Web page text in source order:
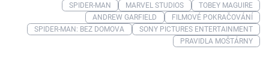
SPIDER-MAN MARVEL STUDIOS
TOBEY MAGUIRE
ANDREW GARFIELD
FILMOVÉ POKRAČOVÁNÍ
SPIDER-MAN: BEZ DOMOVA
SONY PICTURES ENTERTAINMENT
PRAVIDLA MOŠTÁRNY